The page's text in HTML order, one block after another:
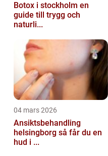
Botox i stockholm en
guide till trygg och
naturli...
04 mars 2026
Ansiktsbehandling
helsingborg så får du en
hud i ...